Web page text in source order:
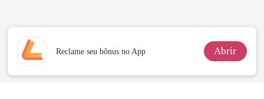
Ela
Reclame seu bônus no App Abrir